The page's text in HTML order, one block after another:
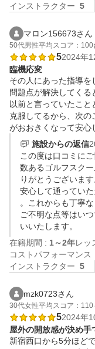
インストラクター 5
マロン156673さん
50代男性平均スコア：100
52024年
臨機応変
その人にあった指導を
問題点が解決してくる
以前と言っていたこ
克服してるから、次
施設からの返信
この度は口コミに
数あるゴルフスク
りがとうございます
安心して通ってい
。これからも丁寧
ご不明な点等はい
いいたします。
在籍期間 : 1～2年レッ
コストパフォーマンス
インストラクター 5
mzk0723さん
30代女性平均スコア：110
52024年
屋外の開放感が決め手
新宿西口から5分ほど